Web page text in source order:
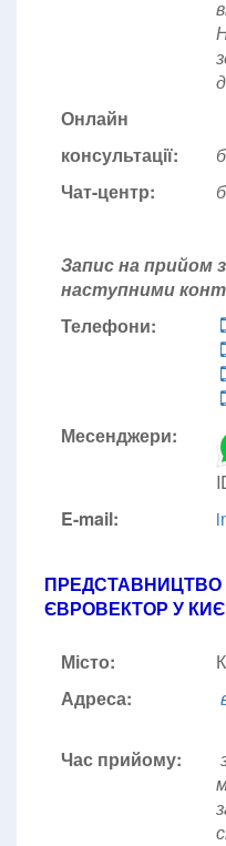
Онлайн
консультації:
Чат-центр:
Запис на прийом
наступними
Телефони:
Месенджери:
E-mail:
ПРЕДСТАВНИЦТВО
ЄВРОВЕКТОР У
Місто:
Адреса:
Час прийому: